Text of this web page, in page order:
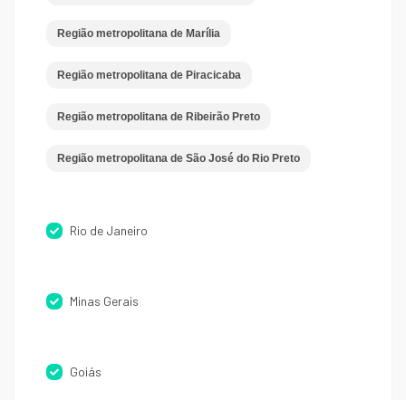
Região metropolitana de Marília
Região metropolitana de Piracicaba
Região metropolitana de Ribeirão Preto
Região metropolitana de São José do Rio Preto
Rio de Janeiro
Minas Gerais
Goiás